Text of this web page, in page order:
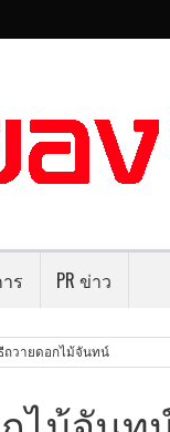
ร PR ข่าว
ถวายดอกไม้จันทน์